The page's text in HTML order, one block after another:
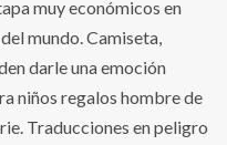
muy económicos en
mundo. Camiseta,
darle una emoción
niños regalos hombre de
Traducciones en peligro